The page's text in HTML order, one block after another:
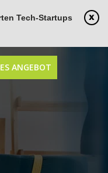
Tech-Startups
ANGEBOT